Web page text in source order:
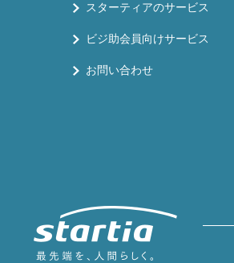
スターティアのサービス
ビジ助会員向けサービス
お問い合わせ